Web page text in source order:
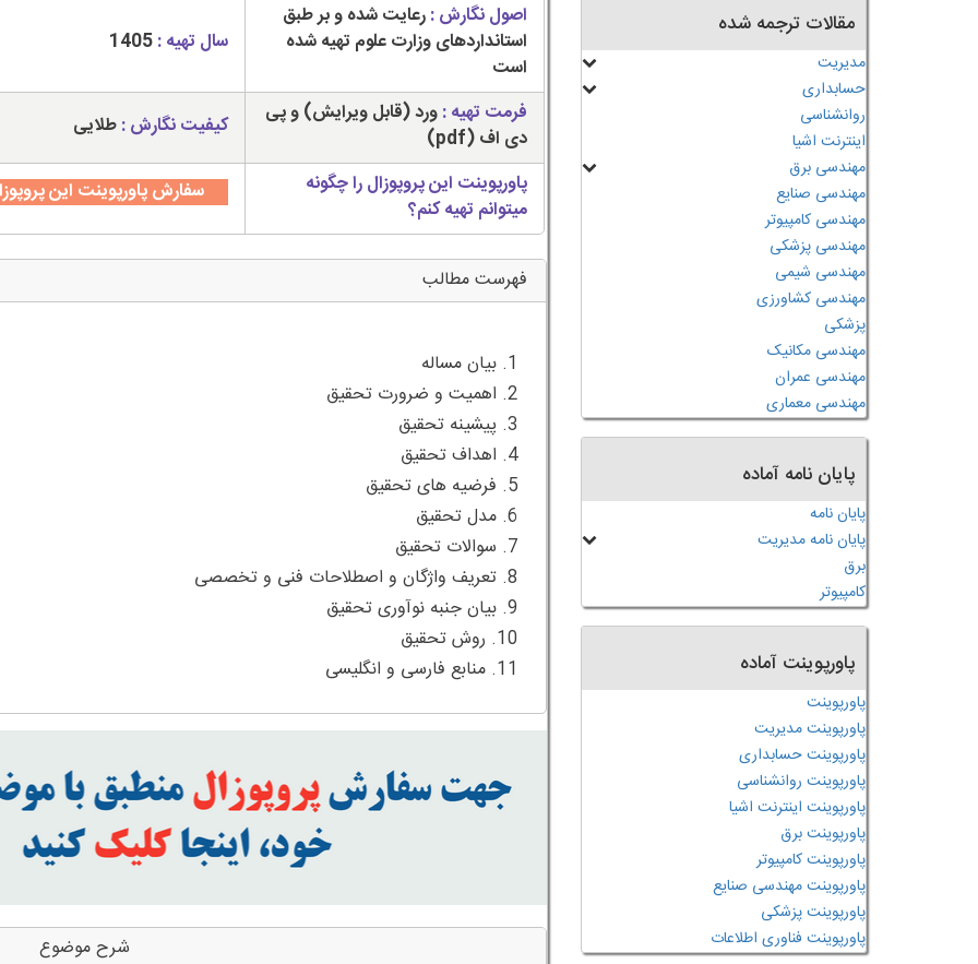
اصول نگارش :رعایت شده و بر طبق
استانداردهای وزارت علوم تهیه شده
است
سال تهیه :1405
فرمت تهیه :ورد (قابل ویرایش) و پی
دی اف (pdf)
کیفیت نگارش :طلایی
پاورپوینت این پروپوزال را چگونه
میتوانم تهیه کنم؟
سفارش پاورپوینت این
فهرست مطالب
11. منابع فارسی و انگلیسی
شرح موضوع
مقالات ترجمه شده
مدیریت
حسابداری
روانشناسی
اینترنت اشیا
مهندسی برق
مهندسی صنایع
مهندسی کامپیوتر
مهندسی پزشکی
مهندسی شیمی
مهندسی کشاورزی
پزشکی
مهندسی مکانیک
مهندسی عمران
مهندسی معماری
پایان نامه آماده
پایان نامه
پایان نامه مدیریت
برق
کامپیوتر
پاورپوینت آماده
پاورپوینت
پاورپوینت مدیریت
پاورپوینت حسابداری
پاورپوینت روانشناسی
پاورپوینت اینترنت اشیا
پاورپوینت برق
پاورپوینت کامپیوتر
پاورپوینت مهندسی صنایع
پاورپوینت پزشکی
پاورپوینت فناوری اطلاعات